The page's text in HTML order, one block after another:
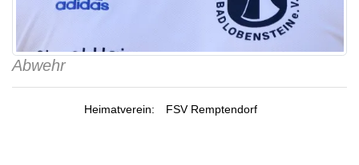
Abwehr
Heimatverein: FSV Remptendorf